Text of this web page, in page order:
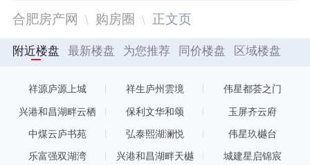
合肥房产网 购房圈 正文页
附近楼盘 最新楼盘 为您推荐 同价楼盘 区域楼盘
祥源庐源上城 祥生庐州雲境 伟星都荟之门
兴港和昌湖畔云栖 保利文华和颂 玉屏齐云府
中煤云庐书苑 弘泰熙湖澜悦 伟星玖樾台
乐富强双湖湾 兴港和昌湖畔天樾 城建星启锦宸